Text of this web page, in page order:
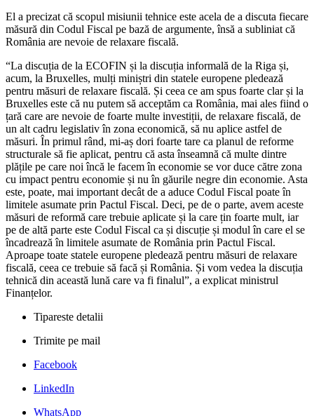
El a precizat că scopul misiunii tehnice este acela de a discuta fiecare
măsură din Codul Fiscal pe bază de argumente, însă a subliniat că
România are nevoie de relaxare fiscală.
“La discuția de la ECOFIN și la discuția informală de la Riga și,
acum, la Bruxelles, mulți miniștri din statele europene pledează
pentru măsuri de relaxare fiscală. Și ceea ce am spus foarte clar și la
Bruxelles este că nu putem să acceptăm ca România, mai ales fiind o
țară care are nevoie de foarte multe investiții, de relaxare fiscală, de
un alt cadru legislativ în zona economică, să nu aplice astfel de
măsuri. În primul rând, mi-aș dori foarte tare ca planul de reforme
structurale să fie aplicat, pentru că asta înseamnă că multe dintre
plățile pe care noi încă le facem în economie se vor duce către zona
cu impact pentru economie și nu în găurile negre din economie. Asta
este, poate, mai important decât de a aduce Codul Fiscal poate în
limitele asumate prin Pactul Fiscal. Deci, pe de o parte, avem aceste
măsuri de reformă care trebuie aplicate și la care țin foarte mult, iar
pe de altă parte este Codul Fiscal ca și discuție și modul în care el se
încadrează în limitele asumate de România prin Pactul Fiscal.
Aproape toate statele europene pledează pentru măsuri de relaxare
fiscală, ceea ce trebuie să facă și România. Și vom vedea la discuția
tehnică din această lună care va fi finalul”, a explicat ministrul
Finanțelor.
Tipareste detalii
Trimite pe mail
Facebook
LinkedIn
WhatsApp